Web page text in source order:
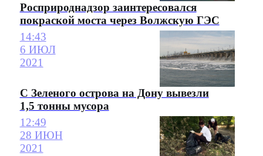
Росприроднадзор заинтересовался
покраской моста через Волжскую ГЭС
14:43
6 ИЮЛ
2021
С Зеленого острова на Дону вывезли
1,5 тонны мусора
12:49
28 ИЮН
2021